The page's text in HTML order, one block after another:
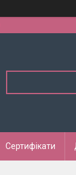
Сертифікати